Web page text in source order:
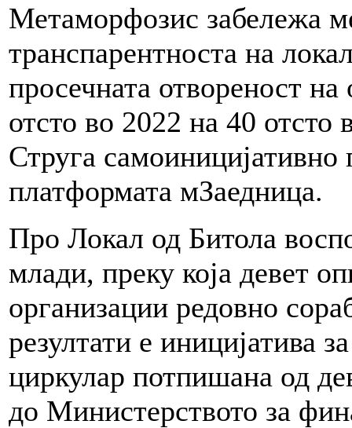
Метаморфозис забележа
транспарентноста на
просечната отвореност
отсто во 2022 на 40
Струга
платформата мЗаедница.
Про Локал од Битола
млади, преку која девет
организации редовно
резултати е иницијатива
циркулар потпишана од
до Министерството за